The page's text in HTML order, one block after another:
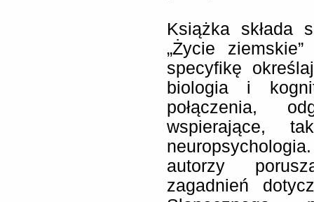
Książka składa
„Życie
specyfikę
biologia i
połączenia,
wspierające,
autorzy
zagadnień